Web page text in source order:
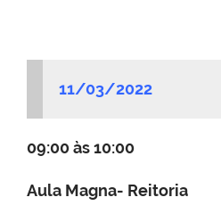
11/03/2022
09:00 às 10:00
Aula Magna- Reitoria